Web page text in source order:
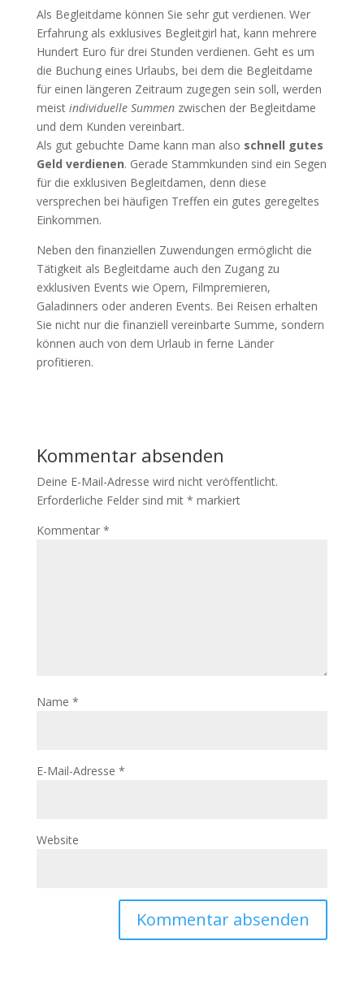
Als Begleitdame können Sie sehr gut verdienen. Wer
Erfahrung als exklusives Begleitgirl hat, kann mehrere
Hundert Euro für drei Stunden verdienen. Geht es um
die Buchung eines Urlaubs, bei dem die Begleitdame
für einen längeren Zeitraum zugegen sein soll, werden
meist individuelle Summenzwischen der Begleitdame
und dem Kunden vereinbart.
Als gut gebuchte Dame kann man also schnell gutes
Geld verdienen. Gerade Stammkunden sind ein Segen
für die exklusiven Begleitdamen, denn diese
versprechen bei häufigen Treffen ein gutes geregeltes
Einkommen.
Neben den finanziellen Zuwendungen ermöglicht die
Tätigkeit als Begleitdame auch den Zugang zu
exklusiven Events wie Opern, Filmpremieren,
Galadinners oder anderen Events. Bei Reisen erhalten
Sie nicht nur die finanziell vereinbarte Summe, sondern
können auch von dem Urlaub in ferne Länder
profitieren.
Kommentar absenden
Deine E-Mail-Adresse wird nicht veröffentlicht.
Erforderliche Felder sind mit * markiert
Kommentar *
Name *
E-Mail-Adresse *
Website